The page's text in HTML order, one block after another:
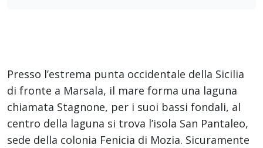
Presso l’estrema punta occidentale della Sicilia
di fronte a Marsala, il mare forma una laguna
chiamata Stagnone, per i suoi bassi fondali, al
centro della laguna si trova l’isola San Pantaleo,
sede della colonia Fenicia di Mozia. Sicuramente